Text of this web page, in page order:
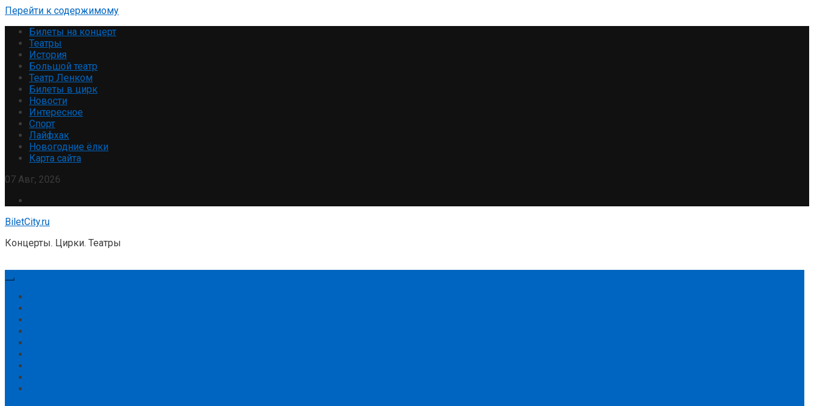
Перейти к содержимому
Билеты на концерт
Театры
История
Большой театр
Театр Ленком
Билеты в цирк
Новости
Интересное
Спорт
Лайфхак
Новогодние ёлки
Карта сайта
07 Авг, 2026
BiletCity.ru
Концерты. Цирки. Театры